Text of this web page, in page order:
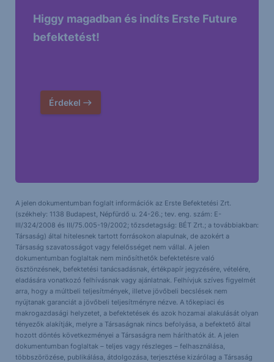
Higgy magadban és indíts Erste Future
befektetést!
Érdekel
A jelen dokumentumban foglalt információk az Erste Befektetési Zrt.
(székhely: 1138 Budapest, Népfürdő u. 24-26.; tev. eng. szám: E-
III/324/2008 és III/75.005-19/2002; tőzsdetagság: BÉT Zrt.; a továbbiakban:
Társaság) által hitelesnek tartott forrásokon alapulnak, de azokért a
Társaság szavatosságot vagy felelősséget nem vállal. A jelen
dokumentumban foglaltak nem minősíthetők befektetésre való
ösztönzésnek, befektetési tanácsadásnak, értékpapír jegyzésére, vételére,
eladására vonatkozó felhívásnak vagy ajánlatnak. Felhívjuk szíves figyelmét
arra, hogy a múltbeli teljesítmények, illetve jövőbeli becslések nem
nyújtanak garanciát a jövőbeli teljesítményre nézve. A tőkepiaci és
makrogazdasági helyzetet, a befektetések és azok hozamai alakulását olyan
tényezők alakítják, melyre a Társaságnak nincs befolyása, a befektető által
hozott döntés következményei a Társaságra nem háríthatók át. A jelen
dokumentumban foglaltak – teljes vagy részleges – felhasználása,
többszörözése, publikálása, átdolgozása, terjesztése kizárólag a Társaság